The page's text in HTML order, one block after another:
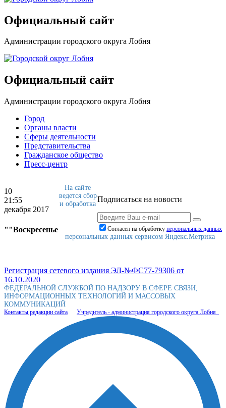
Официальный сайт
Администрации городского округа Лобня
Официальный сайт
Администрации городского округа Лобня
Город
Органы власти
Сферы деятельности
Представительства
Гражданское общество
Пресс-центр
10
21:55
декабря 2017
""Воскресенье
Подписаться на новости
Согласен на обработку персональныx данных
На сайте
ведется сбор
и обработка
персональных данных сервисом Яндекс.Метрика
Регистрация сетевого издания ЭЛ-№ФС77-79306 от
16.10.2020
ФЕДЕРАЛЬНОЙ СЛУЖБОЙ ПО НАДЗОРУ В СФЕРЕ СВЯЗИ,
ИНФОРМАЦИОННЫХ ТЕХНОЛОГИЙ И МАССОВЫХ
КОММУНИКАЦИЙ
Контакты редакции сайта Учредитель - администрация городского округа Лобня